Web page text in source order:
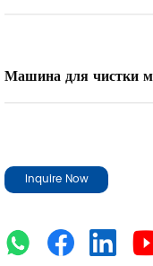
Машина для чистки
Inquire Now